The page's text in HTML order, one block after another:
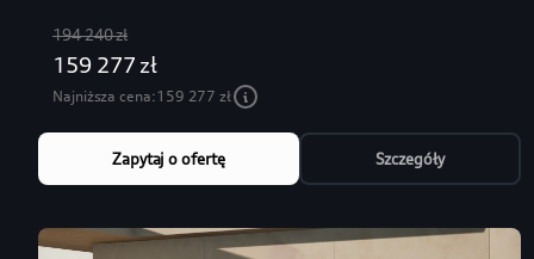
194 240 zł
159 277 zł
Najniższa cena:159 277 zł
Zapytaj o ofertę Szczegóły